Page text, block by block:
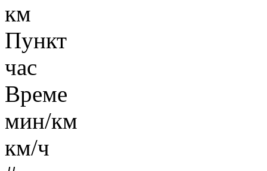
км
Пункт
час
Време
мин/км
км/ч